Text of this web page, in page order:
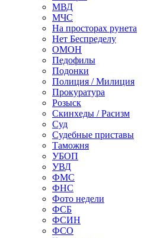
МВД
МЧС
На просторах рунета
Нет Беспределу
ОМОН
Педофилы
Подонки
Полиция / Милиция
Прокуратура
Розыск
Скинхеды / Расизм
Суд
Судебные приставы
Таможня
УБОП
УВД
ФМС
ФНС
Фото недели
ФСБ
ФСИН
ФСО